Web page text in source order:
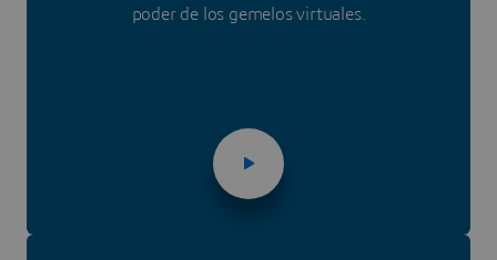
poder de los gemelos virtuales.